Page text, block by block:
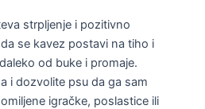
strpljenje i pozitivno
se kavez postavi na tiho i
od buke i promaje.
i dozvolite psu da ga sam
igračke, poslastice ili